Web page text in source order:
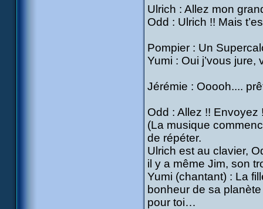
Ulrich : Allez mon
Odd : Ulrich !! Mais
Pompier : Un
Yumi : Oui j’vous jure,
Jérémie : Ooooh....
Odd : Allez !! Envoyez
(La musique
de répéter.
Ulrich est au clavier,
il y a même Jim, son
Yumi (chantant) : La
bonheur de sa
pour toi…